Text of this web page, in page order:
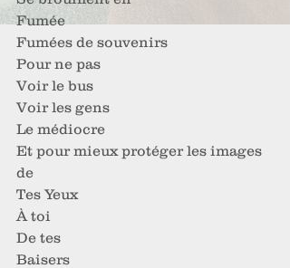
Fumée
Fumées de souvenirs
Pour ne pas
Voir le bus
Voir les gens
Le médiocre
Et pour mieux protéger les images
de
Tes Yeux
À toi
De tes
Baisers